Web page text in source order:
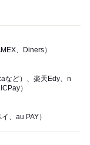
、Diners）
など）、楽天Edy、n
）
、au PAY）